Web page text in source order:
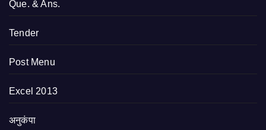
Que. & Ans.
Tender
Post Menu
Excel 2013
अनुकंपा